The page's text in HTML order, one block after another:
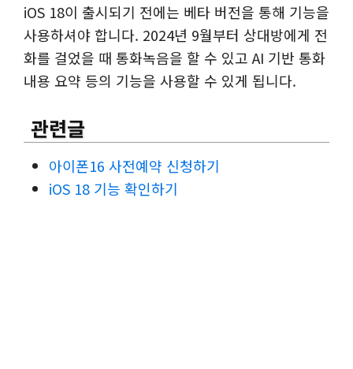
iOS 18이 출시되기 전에는 베타 버전을 통해 기능을
사용하셔야 합니다. 2024년 9월부터 상대방에게 전
화를 걸었을 때 통화녹음을 할 수 있고 AI 기반 통화
내용 요약 등의 기능을 사용할 수 있게 됩니다.
관련글
아이폰16 사전예약 신청하기
iOS 18 기능 확인하기